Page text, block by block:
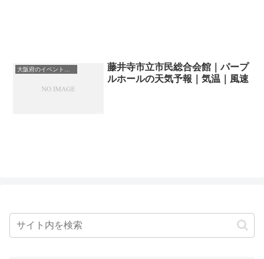
藤井寺市立市民総合会館｜パープ
ルホールの天気予報｜気温｜風速